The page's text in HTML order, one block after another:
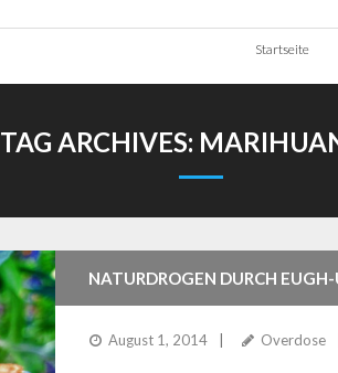
Startseite
TAG ARCHIVES:
NATURDROGEN DURCH
August 1, 2014 Overdose